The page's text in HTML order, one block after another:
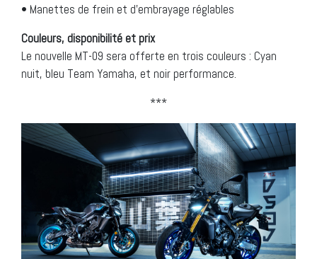
• Manettes de frein et d’embrayage réglables
Couleurs, disponibilité et prix
Le nouvelle MT-09 sera offerte en trois couleurs : Cyan
nuit, bleu Team Yamaha, et noir performance.
***